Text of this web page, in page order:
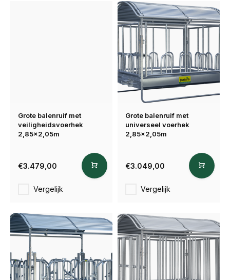
Grote balenruif met
veiligheidsvoerhek
2,85x2,05m
€3.479,00
Vergelijk
Grote balenruif met
universeel voerhek
2,85x2,05m
€3.049,00
Vergelijk